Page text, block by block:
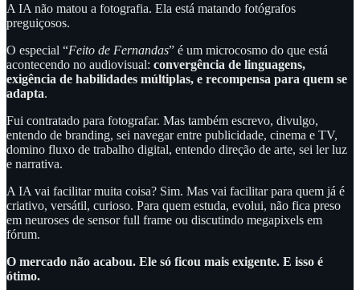
A IA não matou a fotografia. Ela está matando fotógrafos
preguiçosos.
O especial “Feito de Fernandas” é um microcosmo do que está
acontecendo no audiovisual: convergência de linguagens,
exigência de habilidades múltiplas, e recompensa para quem se
adapta.
Fui contratado para fotografar. Mas também escrevo, divulgo,
entendo de branding, sei navegar entre publicidade, cinema e TV,
domino fluxo de trabalho digital, entendo direção de arte, sei ler luz
e narrativa.
A IA vai facilitar muita coisa? Sim. Mas vai facilitar para quem já é
criativo, versátil, curioso. Para quem estuda, evolui, não fica preso
em neuroses de sensor full frame ou discutindo megapixels em
fórum.
O mercado não acabou. Ele só ficou mais exigente. E isso é
ótimo.